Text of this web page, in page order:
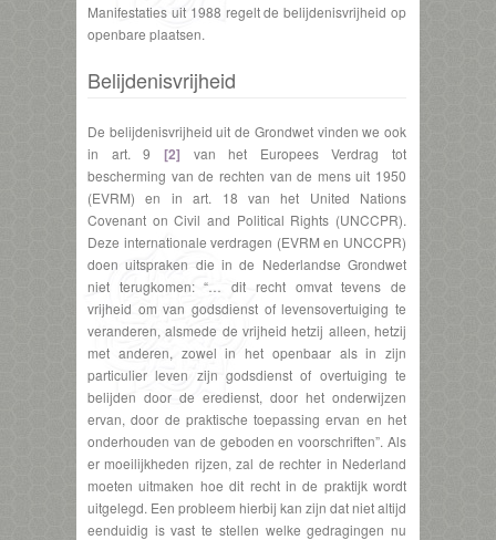
Manifestaties uit 1988 regelt de belijdenisvrijheid op
openbare plaatsen.
Belijdenisvrijheid
De belijdenisvrijheid uit de Grondwet vinden we ook
in art. 9
[2] van het Europees Verdrag tot
bescherming van de rechten van de mens uit 1950
(EVRM) en in art. 18 van het United Nations
Covenant on Civil and Political Rights (UNCCPR).
Deze internationale verdragen (EVRM en UNCCPR)
doen uitspraken die in de Nederlandse Grondwet
niet terugkomen: “… dit recht omvat tevens de
vrijheid om van godsdienst of levensovertuiging te
veranderen, alsmede de vrijheid hetzij alleen, hetzij
met anderen, zowel in het openbaar als in zijn
particulier leven zijn godsdienst of overtuiging te
belijden door de eredienst, door het onderwijzen
ervan, door de praktische toepassing ervan en het
onderhouden van de geboden en voorschriften”. Als
er moeilijkheden rijzen, zal de rechter in Nederland
moeten uitmaken hoe dit recht in de praktijk wordt
uitgelegd. Een probleem hierbij kan zijn dat niet altijd
eenduidig is vast te stellen welke gedragingen nu